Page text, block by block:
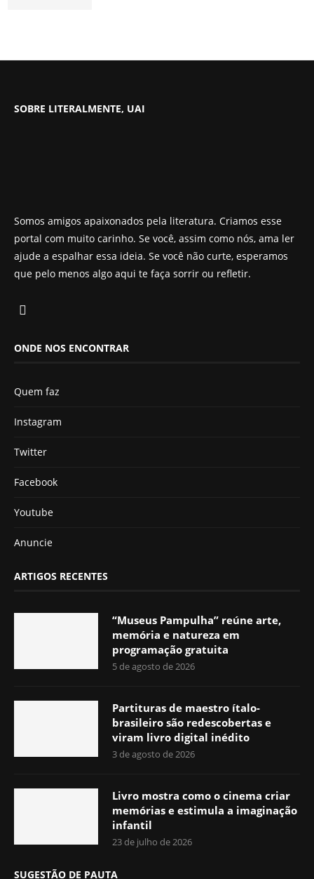
SOBRE LITERALMENTE, UAI
Somos amigos apaixonados pela literatura. Criamos esse
portal com muito carinho. Se você, assim como nós, ama ler
ajude a espalhar essa ideia. Se você não curte, esperamos
que pelo menos algo aqui te faça sorrir ou refletir.
ONDE NOS ENCONTRAR
Quem faz
Instagram
Twitter
Facebook
Youtube
Anuncie
ARTIGOS RECENTES
“Museus Pampulha” reúne arte,
memória e natureza em
programação gratuita
5 de agosto de 2026
Partituras de maestro ítalo-
brasileiro são redescobertas e
viram livro digital inédito
3 de agosto de 2026
Livro mostra como o cinema criar
memórias e estimula a imaginação
infantil
23 de julho de 2026
SUGESTÃO DE PAUTA